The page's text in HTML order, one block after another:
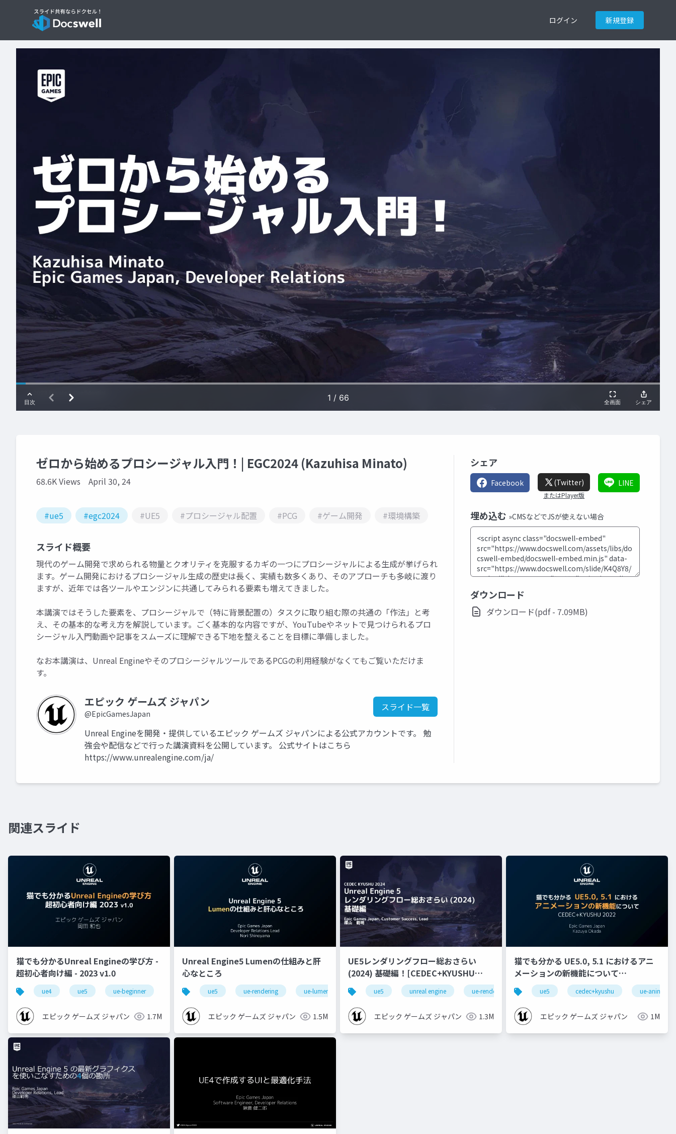
ログイン 新規登録
ゼロから始めるプロシージャル入門！| EGC2024 (Kazuhisa Minato)
68.6K Views April 30, 24
#ue5 #egc2024 #UE5 #プロシージャル配置 #PCG #ゲーム開発 #環境構築
スライド概要
現代のゲーム開発で求められる物量とクオリティを克服するカギの一つにプロシージャルによる生成が挙げられ
ます。ゲーム開発におけるプロシージャル生成の歴史は長く、実績も数多くあり、そのアプローチも多岐に渡り
ますが、近年では各ツールやエンジンに共通してみられる要素も増えてきました。
本講演ではそうした要素を、プロシージャルで（特に背景配置の）タスクに取り組む際の共通の「作法」と考
え、その基本的な考え方を解説しています。ごく基本的な内容ですが、YouTubeやネットで見つけられるプロ
シージャル入門動画や記事をスムーズに理解できる下地を整えることを目標に準備しました。
なお本講演は、Unreal EngineやそのプロシージャルツールであるPCGの利用経験がなくてもご覧いただけま
す。
エピック ゲームズ ジャパン
@EpicGamesJapan
スライド一覧
Unreal Engineを開発・提供しているエピック ゲームズ ジャパンによる公式アカウントです。 勉
強会や配信などで行った講演資料を公開しています。 公式サイトはこちら
https://www.unrealengine.com/ja/
シェア
Facebook (Twitter)
またはPlayer版
LINE
埋め込む »CMSなどでJSが使えない場合
ダウンロード
ダウンロード(pdf - 7.09MB)
関連スライド
猫でも分かるUnreal Engineの学び方 -
超初心者向け編 - 2023 v1.0
ue4 ue5 ue-beginner
エピック ゲームズ ジャパン 1.7M
Unreal Engine5 Lumenの仕組みと肝
心なところ
ue5 ue-rendering ue-lumen
エピック ゲームズ ジャパン 1.5M
UE5レンダリングフロー総おさらい
(2024) 基礎編！[CEDEC+KYUSHU
2024] ue5 unreal engine ue-rendering
エピック ゲームズ ジャパン 1.3M
猫でも分かる UE5.0, 5.1 におけるアニ
メーションの新機能について
【CEDEC+KYUSHU 2022】
ue5 cedec+kyushu ue-
エピック ゲームズ ジャパン 1M